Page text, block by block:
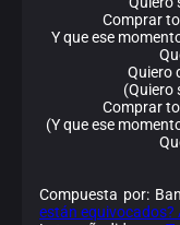
Comprar
Y que ese
Quiero
(Quiero
Comprar
(Y que ese
Compuesta por:
están equivocados?